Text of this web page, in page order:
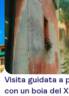
Visita guidata a
con un boia del